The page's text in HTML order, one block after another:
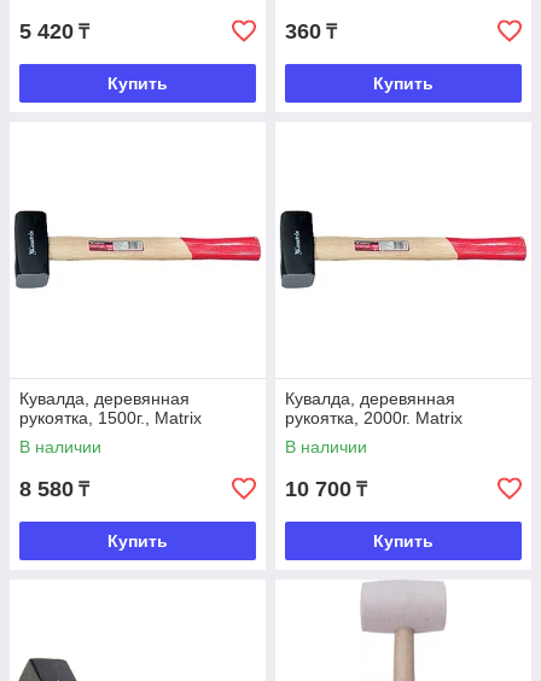
5 420 ₸
Купить
360 ₸
Купить
Кувалда, деревянная
рукоятка, 1500г., Matrix
В наличии
8 580 ₸
Купить
Кувалда, деревянная
рукоятка, 2000г. Matrix
В наличии
10 700 ₸
Купить